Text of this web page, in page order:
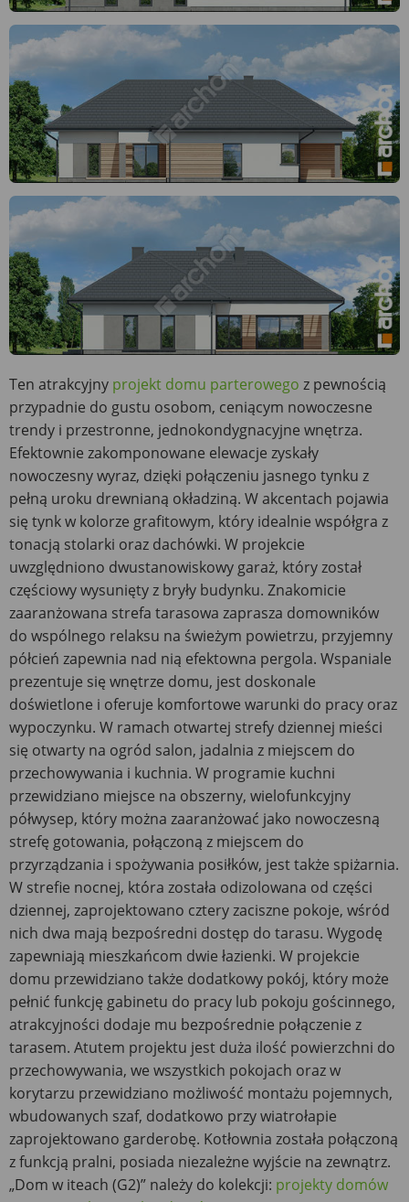
Ten atrakcyjny projekt domu parterowego z pewnością
przypadnie do gustu osobom, ceniącym nowoczesne
trendy i przestronne, jednokondygnacyjne wnętrza.
Efektownie zakomponowane elewacje zyskały
nowoczesny wyraz, dzięki połączeniu jasnego tynku z
pełną uroku drewnianą okładziną. W akcentach pojawia
się tynk w kolorze grafitowym, który idealnie współgra z
tonacją stolarki oraz dachówki. W projekcie
uwzględniono dwustanowiskowy garaż, który został
częściowy wysunięty z bryły budynku. Znakomicie
zaaranżowana strefa tarasowa zaprasza domowników
do wspólnego relaksu na świeżym powietrzu, przyjemny
półcień zapewnia nad nią efektowna pergola. Wspaniale
prezentuje się wnętrze domu, jest doskonale
doświetlone i oferuje komfortowe warunki do pracy oraz
wypoczynku. W ramach otwartej strefy dziennej mieści
się otwarty na ogród salon, jadalnia z miejscem do
przechowywania i kuchnia. W programie kuchni
przewidziano miejsce na obszerny, wielofunkcyjny
półwysep, który można zaaranżować jako nowoczesną
strefę gotowania, połączoną z miejscem do
przyrządzania i spożywania posiłków, jest także spiżarnia.
W strefie nocnej, która została odizolowana od części
dziennej, zaprojektowano cztery zaciszne pokoje, wśród
nich dwa mają bezpośredni dostęp do tarasu. Wygodę
zapewniają mieszkańcom dwie łazienki. W projekcie
domu przewidziano także dodatkowy pokój, który może
pełnić funkcję gabinetu do pracy lub pokoju gościnnego,
atrakcyjności dodaje mu bezpośrednie połączenie z
tarasem. Atutem projektu jest duża ilość powierzchni do
przechowywania, we wszystkich pokojach oraz w
korytarzu przewidziano możliwość montażu pojemnych,
wbudowanych szaf, dodatkowo przy wiatrołapie
zaprojektowano garderobę. Kotłownia została połączoną
z funkcją pralni, posiada niezależne wyjście na zewnątrz.
„Dom w iteach (G2)” należy do kolekcji: projekty domów